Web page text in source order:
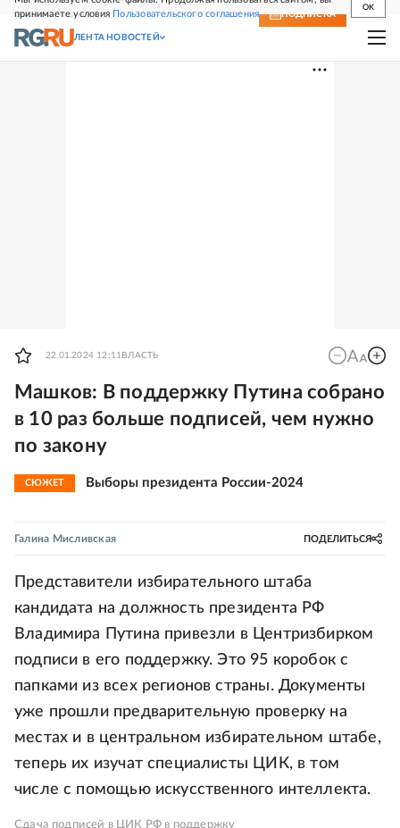
принимаете условия Пользовательского соглашения
OK
СВЕЖИЙ НОМЕР ПОДПИСКА
ЛЕНТА НОВОСТЕЙ
22.01.2024 12:11 ВЛАСТЬ
Машков: В поддержку Путина собрано
в 10 раз больше подписей, чем нужно
по закону
СЮЖЕТ Выборы президента России-2024
Галина Мисливская ПОДЕЛИТЬСЯ
Представители избирательного штаба
кандидата на должность президента РФ
Владимира Путина привезли в Центризбирком
подписи в его поддержку. Это 95 коробок с
папками из всех регионов страны. Документы
уже прошли предварительную проверку на
местах и в центральном избирательном штабе,
теперь их изучат специалисты ЦИК, в том
числе с помощью искусственного интеллекта.
Сдача подписей в ЦИК РФ в поддержку